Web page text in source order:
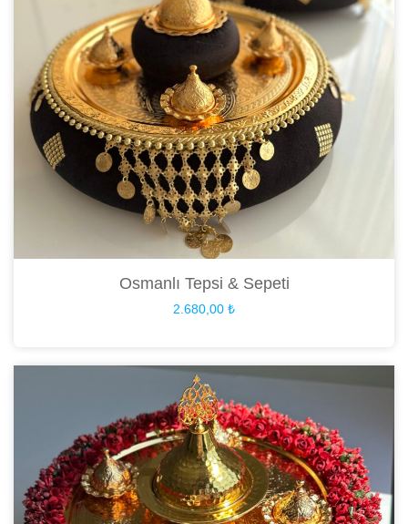
Osmanlı Tepsi & Sepeti
2.680,00 ₺